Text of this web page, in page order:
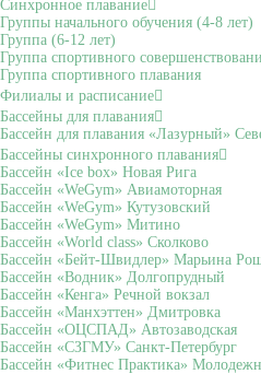
Синхронное плавание
Группы начального обучения (4-8 лет)
Группа (6-12 лет)
Группа спортивного
Группа спортивного плавания
Филиалы и расписание
Бассейны для плавания
Бассейн для плавания «Лазурный»
Бассейны синхронного плавания
Бассейн «Ice box» Новая Рига
Бассейн «WeGym» Авиамоторная
Бассейн «WeGym» Кутузовский
Бассейн «WeGym» Митино
Бассейн «World class» Сколково
Бассейн «Бейт-Швидлер» Марьина
Бассейн «Водник» Долгопрудный
Бассейн «Кенга» Речной вокзал
Бассейн «Манхэттен» Дмитровка
Бассейн «ОЦСПАД» Автозаводская
Бассейн «СЗГМУ» Санкт-Петербург
Бассейн «Фитнес Практика»